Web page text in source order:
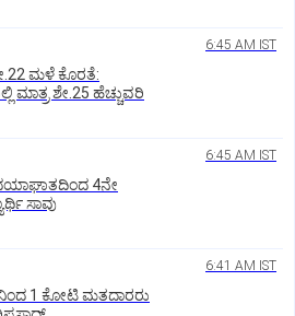
6:45 AM IST
ಮಳೆ ಕೊರತೆ:
ಮಾತ್ರ ಶೇ.25 ಹೆಚ್ಚುವರಿ
6:45 AM IST
4ನೇ
ಸಾವು
6:41 AM IST
1 ಕೋಟಿ ಮತದಾರರು